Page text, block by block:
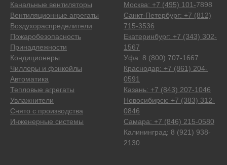
Канальные вентиляторы
Вентиляционные агрегаты
Воздухораспределители
Пожаробезопасность
Принадлежности
Кондиционеры
Чиллеры и фэнкойлы
Автоматика
Тепловые агрегаты
Увлажнители
Снято с производства
Инженерные системы
Москва: +7 (495) 101-7898
Санкт-Петербург: +7 (812)
715-3536
Екатеринбург: +7 (343) 302-
1567
Уфа: 8 (800) 707-1667
Краснодар: +7 (861) 204-
0591
Казань: +7 (843) 207-1046
Новосибирск: +7 (383) 312-
0846
Самара: +7 (846) 215-0580
Калининград: 8 (921) 938-
2130